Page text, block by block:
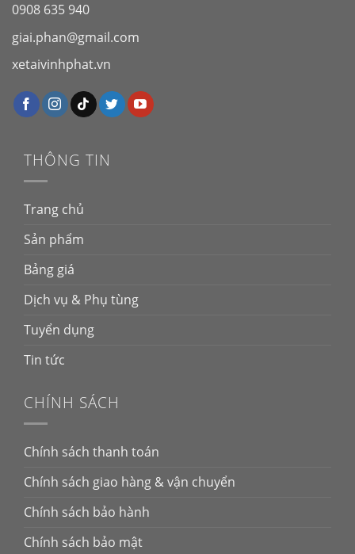
0908 635 940
giai.phan@gmail.com
xetaivinhphat.vn
THÔNG TIN
Trang chủ
Sản phẩm
Bảng giá
Dịch vụ & Phụ tùng
Tuyển dụng
Tin tức
CHÍNH SÁCH
Chính sách thanh toán
Chính sách giao hàng & vận chuyển
Chính sách bảo hành
Chính sách bảo mật